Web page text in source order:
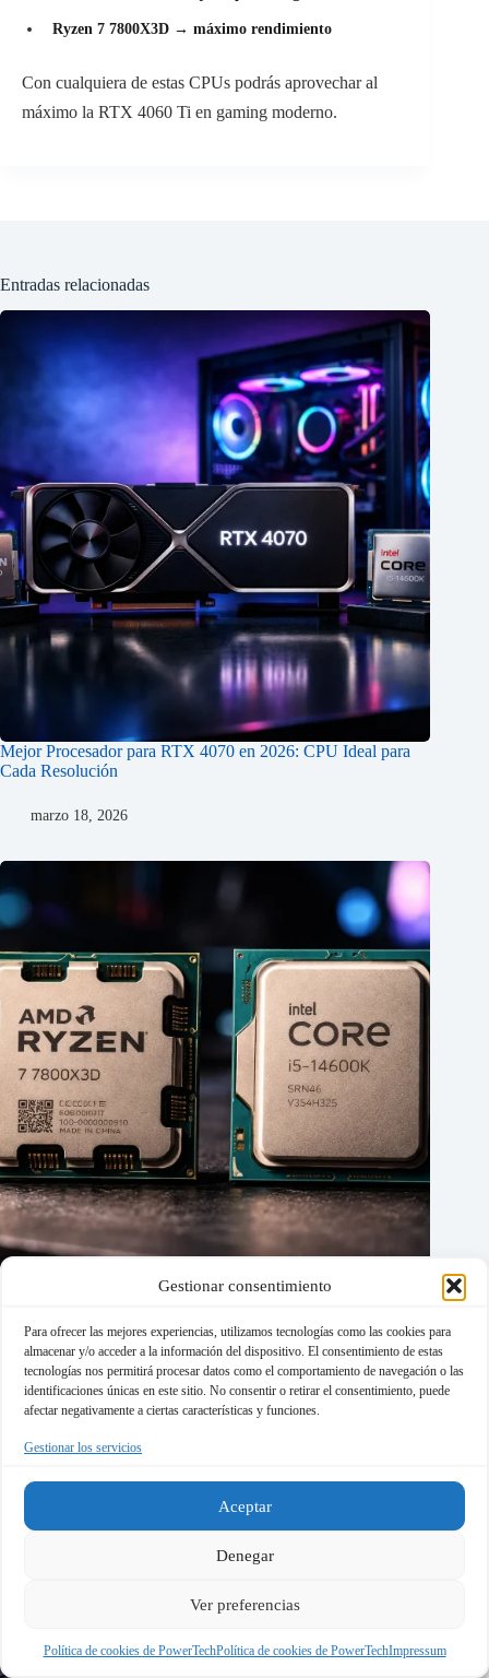
Gestionar consentimiento
Para ofrecer las mejores experiencias, utilizamos tecnologías como las cookies para
almacenar y/o acceder a la información del dispositivo. El consentimiento de estas
tecnologías nos permitirá procesar datos como el comportamiento de navegación o las
identificaciones únicas en este sitio. No consentir o retirar el consentimiento, puede
afectar negativamente a ciertas características y funciones.
Gestionar los servicios
Aceptar
Denegar
Ver preferencias
Política de cookies de PowerTechPolítica de cookies de PowerTechImpressum
Ryzen 7 7800X3D → máximo rendimiento
Con cualquiera de estas CPUs podrás aprovechar al
máximo la RTX 4060 Ti en gaming moderno.
Entradas relacionadas
Mejor Procesador para RTX 4070 en 2026: CPU Ideal para
Cada Resolución
marzo 18, 2026
marzo 17, 2026